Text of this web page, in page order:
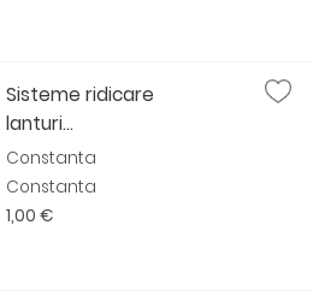
Sisteme ridicare
lanturi...
Constanta
Constanta
1,00 €